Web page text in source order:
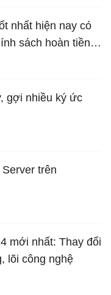
nhất hiện nay có
sách hoàn tiền
gợi nhiều ký ức
trên
mới nhất: Thay đổi
lõi công nghệ